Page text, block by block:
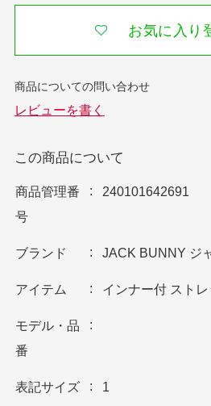
お気に入り
この商品について
商品管理番
号
240101642691
ブランド JACK BUNNY ジ
アイテム インナー付 ストレ
モデル・品
番
表記サイズ 1